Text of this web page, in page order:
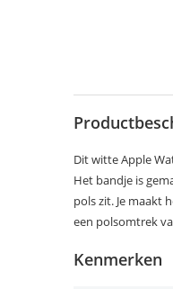
Dit witte Apple
Het bandje is
pols zit. Je maakt
een polsomtrek
Kenmerken